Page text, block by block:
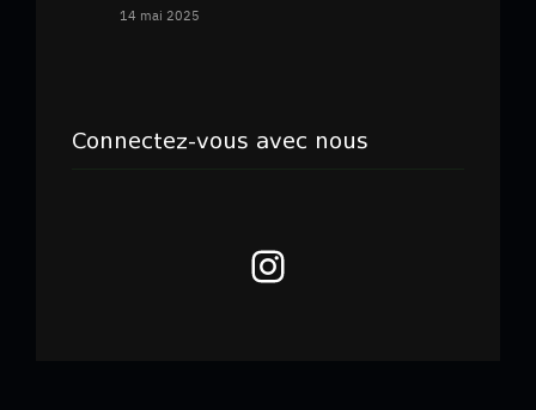
14 mai 2025
Connectez-vous avec nous
Instagram